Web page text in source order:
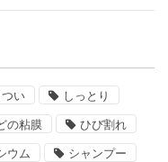
つい しっとり
の粘膜 ひび割れ
ウム シャンプー